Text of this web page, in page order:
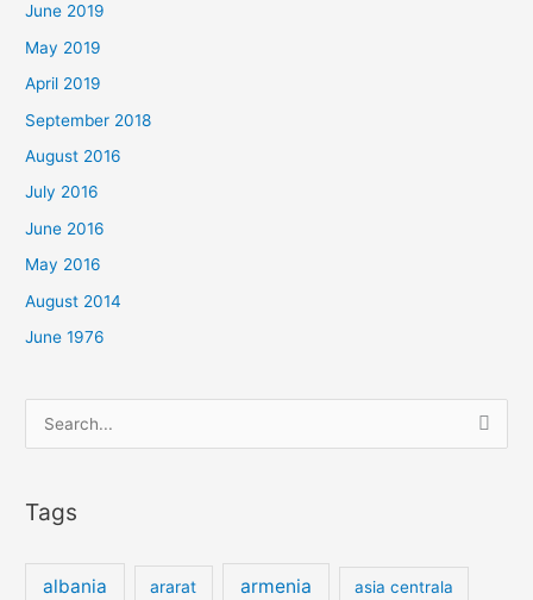
June 2019
May 2019
April 2019
September 2018
August 2016
July 2016
June 2016
May 2016
August 2014
June 1976
Search
for:
Tags
albania ararat armenia asia centrala